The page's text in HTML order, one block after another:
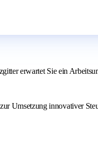
erwartet Sie ein
Umsetzung innovativer